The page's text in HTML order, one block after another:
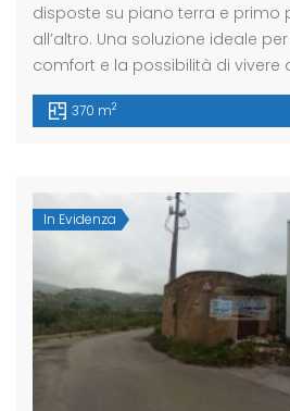
disposte su piano terra e primo
all’altro. Una soluzione ideale
comfort e la possibilità di vivere
370 m2
In Evidenza